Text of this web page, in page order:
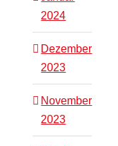
2024
Dezember
2023
November
2023